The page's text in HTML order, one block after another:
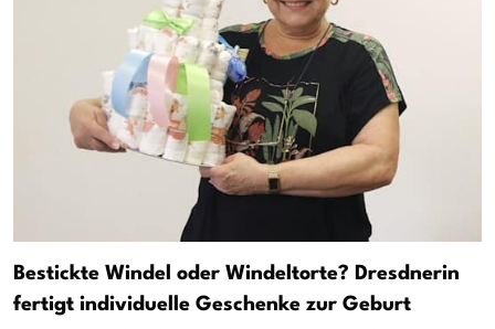
Bestickte Windel oder Windeltorte? Dresdnerin
fertigt individuelle Geschenke zur Geburt